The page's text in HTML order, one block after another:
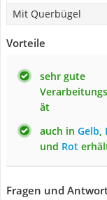
Mit Querbügel
Vorteile
sehr gute
ät
auch in Gelb,
und Rot
Fragen und